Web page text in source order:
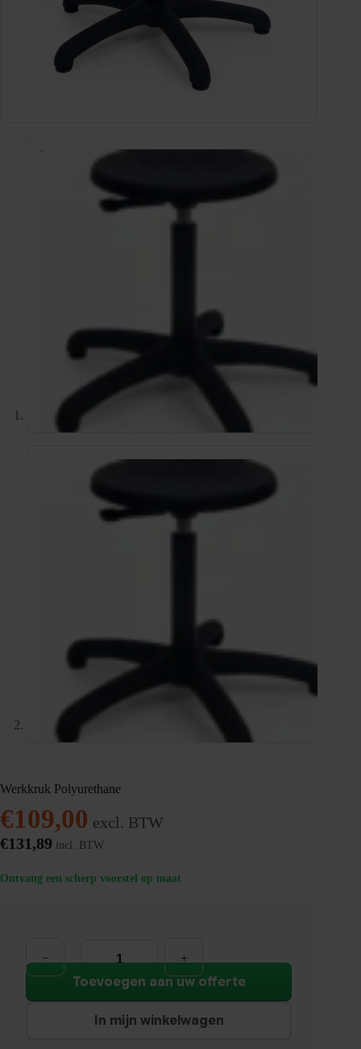
Werkkruk Polyurethane
€109,00 excl. BTW
€131,89 incl. BTW
Ontvang een scherp voorstel op maat
aantal
Toevoegen aan uw offerte
In mijn winkelwagen